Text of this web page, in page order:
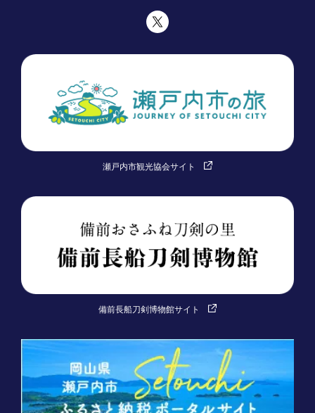
瀬戸内市観光協会サイト
備前長船刀剣博物館サイト